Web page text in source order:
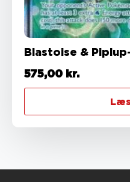
Blastoise &
575,00 kr.